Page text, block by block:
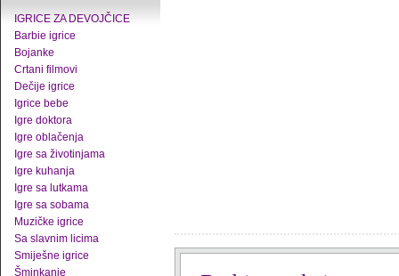
IGRICE ZA DEVOJČICE
Barbie igrice
Bojanke
Crtani filmovi
Dečije igrice
Igrice bebe
Igre doktora
Igre oblačenja
Igre sa životinjama
Igre kuhanja
Igre sa lutkama
Igre sa sobama
Muzičke igrice
Sa slavnim licima
Smiješne igrice
Šminkanje